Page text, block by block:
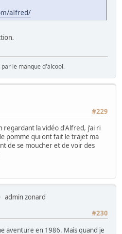
alfred/
le manque d'alcool.
#229
regardant la vidéo d'Alfred, j'ai ri
pomme qui ont fait le trajet ma
de se moucher et de voir des
admin zonard
#230
aventure en 1986. Mais quand je